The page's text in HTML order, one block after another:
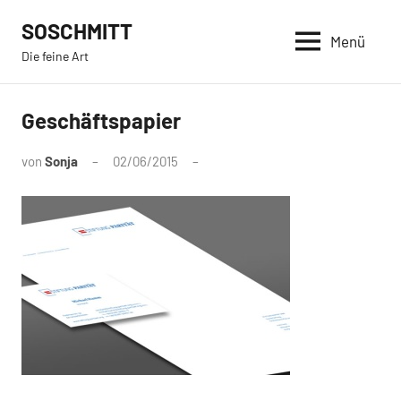
Inhalt
springen
SOSCHMITT
Die feine Art
Menü
Geschäftspapier
von Sonja 02/06/2015